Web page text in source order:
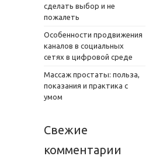
сделать выбор и не
пожалеть
Особенности продвижения
каналов в социальных
сетях в цифровой среде
Массаж простаты: польза,
показания и практика с
умом
Свежие
комментарии